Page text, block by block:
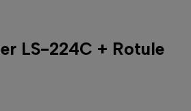
LS-224C + Rotule